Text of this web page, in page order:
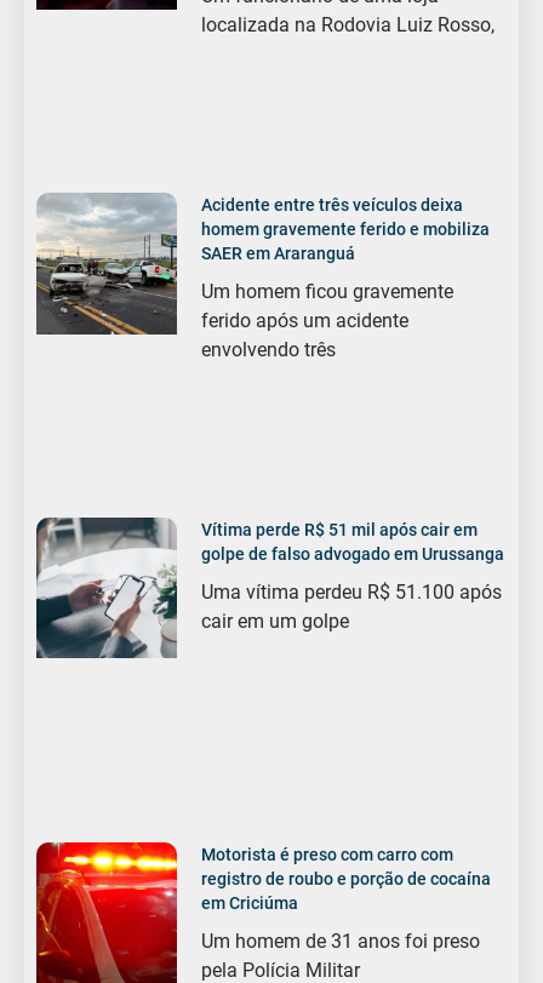
localizada na Rodovia Luiz Rosso,
Acidente entre três veículos deixa
homem gravemente ferido e mobiliza
SAER em Araranguá
Um homem ficou gravemente
ferido após um acidente
envolvendo três
Vítima perde R$ 51 mil após cair em
golpe de falso advogado em Urussanga
Uma vítima perdeu R$ 51.100 após
cair em um golpe
Motorista é preso com carro com
registro de roubo e porção de cocaína
em Criciúma
Um homem de 31 anos foi preso
pela Polícia Militar